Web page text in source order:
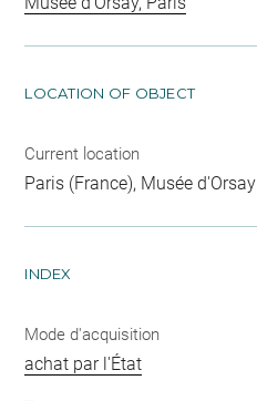
LOCATION OF OBJECT
Current location
Paris (France), Musée d'Orsay
INDEX
Mode d'acquisition
achat par l'État